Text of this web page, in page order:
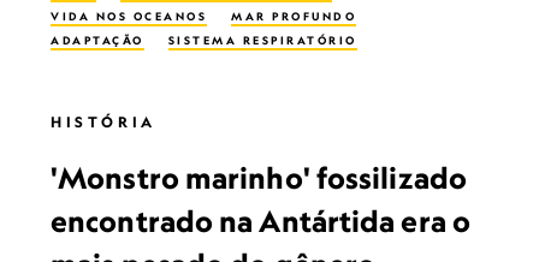
VIDA NOS OCEANOS
MAR PROFUNDO
ADAPTAÇÃO
SISTEMA RESPIRATÓRIO
HISTÓRIA
'Monstro marinho' fossilizado
encontrado na Antártida era o